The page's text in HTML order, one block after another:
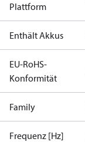
Plattform
Enthält Akkus
EU-RoHS-
Konformität
Family
Frequenz [Hz]